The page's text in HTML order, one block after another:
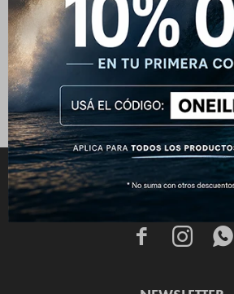
Bermuda O'Riginal Cord Cargo
2.390 2.990
CONECTATE
  